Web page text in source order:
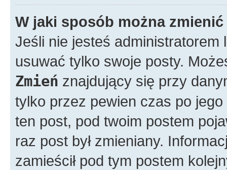
W jaki sposób można
Jeśli nie jesteś
usuwać tylko swoje posty.
Zmień znajdujący się przy
tylko przez pewien czas po
ten post, pod twoim postem
raz post był zmieniany.
zamieścił pod tym postem